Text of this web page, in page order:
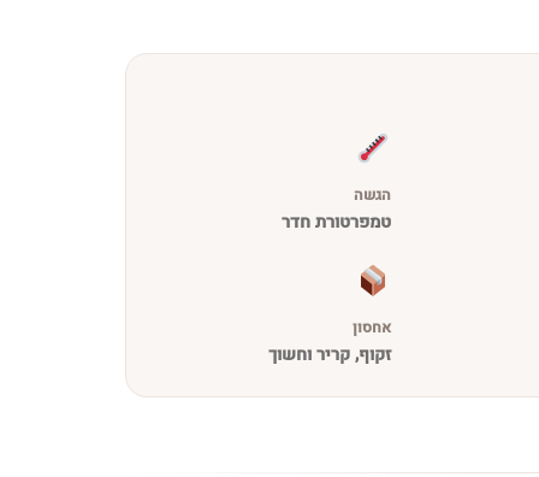
הגשה
טמפרטורת חדר
אחסון
זקוף, קריר וחשוך